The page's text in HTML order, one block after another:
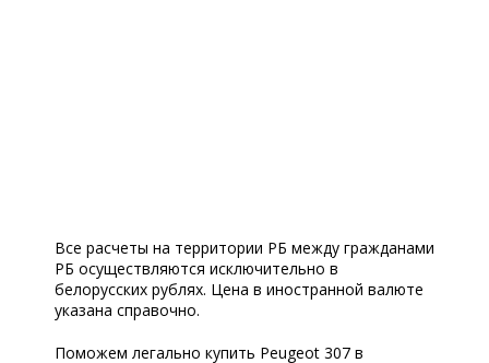
Все расчеты на территории РБ между гражданами
РБ осуществляются исключительно в
белорусских рублях. Цена в иностранной валюте
указана справочно.
Поможем легально купить Peugeot 307 в